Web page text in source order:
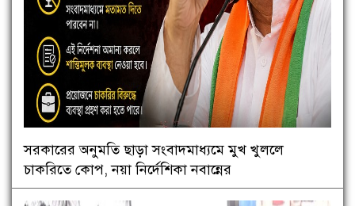
সরকারের অনুমতি ছাড়া সংবাদমাধ্যমে মুখ খুললে
চাকরিতে কোপ, নয়া নির্দেশিকা নবান্নের